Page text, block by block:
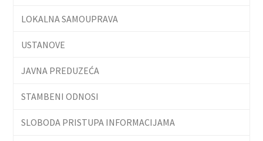
LOKALNA SAMOUPRAVA
USTANOVE
JAVNA PREDUZEĆA
STAMBENI ODNOSI
SLOBODA PRISTUPA INFORMACIJAMA